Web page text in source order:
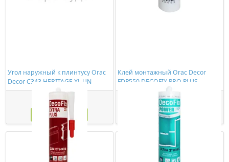
Угол наружный к плинтусу Orac
Decor C343 HERITAGE XL UN
7616,00 ₽/шт
Купить
Клей монтажный Orac Decor
FDP550 DECOFIX PRO PLUS
774,00 ₽/шт
Купить